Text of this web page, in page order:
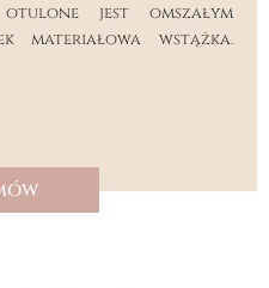
jest omszałym
materiałowa wstążka.